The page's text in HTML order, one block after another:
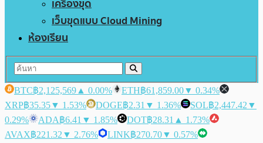
เครื่องขุด
เว็บขุดแบบ Cloud Mining
ห้องเรียน
BTC฿2,125,569 ▲ 0.00% ETH฿61,859.00▼ 0.34%
XRP฿35.35▼ 1.53% DOGE฿2.31 ▼ 1.36% SOL฿2,447.42 ▼
0.29%
ADA฿6.41 ▼ 1.85% DOT฿28.31 ▲ 1.73%
AVAX฿221.32 ▼ 2.76% LINK฿270.70▼ 0.57%